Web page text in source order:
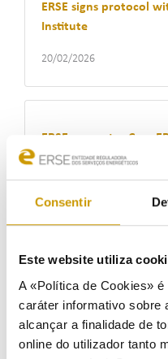
Consentir
Este website utiliza
A «Política de Cookies»
caráter informativo sobre
alcançar a finalidade de
online do utilizador tanto
ERSE signs protocol
Institute
20/02/2026
ERSE promotes
on the path to energy
ERSE publishes
performance in
18/02/2026